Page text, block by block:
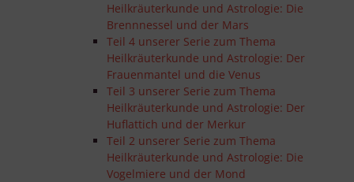
Heilkräuterkunde und Astrologie: Die
Brennnessel und der Mars
Teil 4 unserer Serie zum Thema
Heilkräuterkunde und Astrologie: Der
Frauenmantel und die Venus
Teil 3 unserer Serie zum Thema
Heilkräuterkunde und Astrologie: Der
Huflattich und der Merkur
Teil 2 unserer Serie zum Thema
Heilkräuterkunde und Astrologie: Die
Vogelmiere und der Mond